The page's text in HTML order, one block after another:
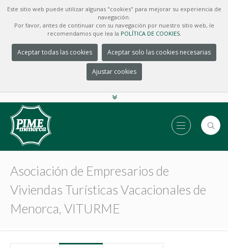
Este sitio web puede utilizar algunas "cookies" para mejorar su experiencia de
navegación.
Por favor, antes de continuar con su navegación por nuestro sitio web, le
recomendamos que lea la POLÍTICA DE COOKIES.
Aceptar todas las cookies Aceptar solo las cookies necesarias
Ajustar cookies
Asociación de Empresarios de
Viviendas Turísticas Vacacionales de
Menorca, VITURME